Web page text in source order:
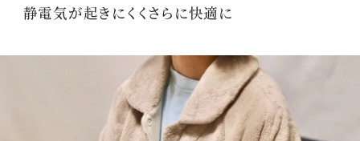
静電気が起きにくくさらに快適に